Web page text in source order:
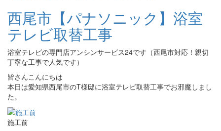
西尾市【パナソニック】浴室
テレビ取替工事
浴室テレビの専門店アンシンサービス24です（西尾市対応！親切
丁寧な工事で人気です）
皆さんこんにちは
本日は愛知県西尾市のT様邸に浴室テレビ取替工事でお邪魔しまし
た。
施工前